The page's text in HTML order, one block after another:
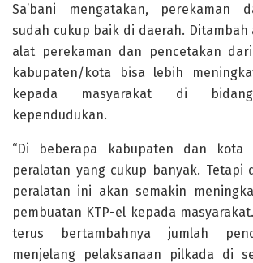
Sa’bani mengatakan, perekaman
sudah cukup baik di daerah. Ditambah
alat perekaman dan pencetakan
kabupaten/kota bisa lebih
kepada masyarakat di
kependudukan.
“Di beberapa kabupaten dan kota
peralatan yang cukup banyak. Tetapi
peralatan ini akan semakin
pembuatan KTP-el kepada
terus bertambahnya jumlah
menjelang pelaksanaan pilkada di